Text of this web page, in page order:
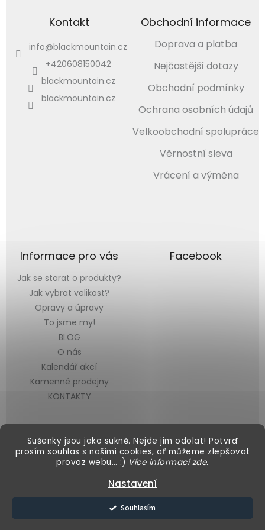
Sušenky jsou jako sukně. Nejde jim odolat! Potvrď
prosím souhlas s našimi cookies, ať můžeme zlepšovat
provoz webu… :) Více informacízde.
Nastavení
Souhlasím
Kontakt
info@blackmountain.cz
+420608150042
blackmountain.cz
blackmountain.cz
Obchodní informace
Doprava a platba
Nejčastější dotazy
Obchodní podmínky
Ochrana osobních údajů
Velkoobchodní spolupráce
Věrnostní sleva
Vrácení a výměna
Informace pro vás
Jak se starat o produkty?
Jak vybrat velikost?
Opravy a úpravy
To jsme my!
BLOG
O nás
Kalendář akcí
Kamenné prodejny
KONTAKTY
Facebook
Vytvořil Shoptet &
Copyright 2026Black Mountain. Všechna práva vyhrazena.
Upravit nastavení cookies